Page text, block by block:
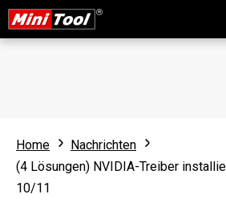
Home
Nachrichten
(4 Lösungen) NVIDIA-Treiber
10/11